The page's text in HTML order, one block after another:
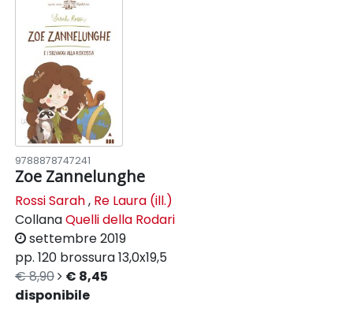
9788878747241
Zoe Zannelunghe
Rossi Sarah, Re Laura (ill.)
CollanaQuelli della Rodari
settembre 2019
pp. 120 brossura13,0x19,5
€ 8,90
€ 8,45
disponibile